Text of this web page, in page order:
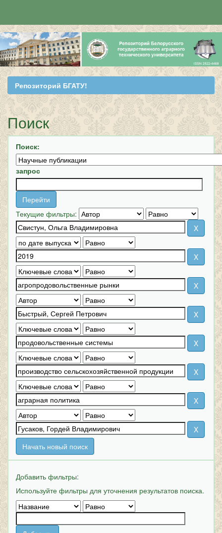
Skip
navigation
Репозиторий БГАТУ!
Поиск
Поиск:
запрос
Текущие фильтры:
Начать новый поиск
Добавить фильтры:
Используйте фильтры для уточнения результатов поиска.